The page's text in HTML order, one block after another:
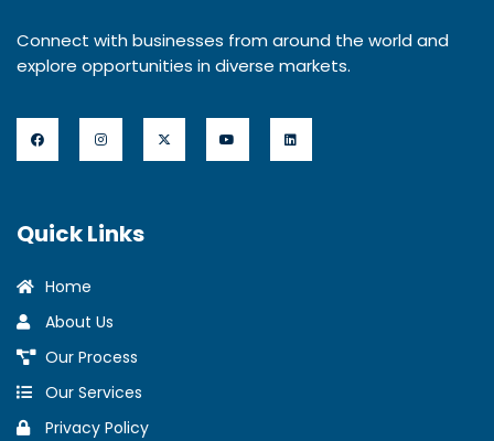
Connect with businesses from around the world and
explore opportunities in diverse markets.
Quick Links
Home
About Us
Our Process
Our Services
Privacy Policy